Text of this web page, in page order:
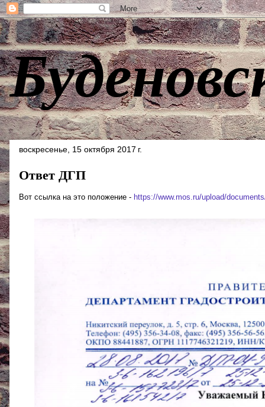
воскресенье, 15 октября 2017 г.
Ответ ДГП
Вот ссылка на это положение - https://www.mos.ru/upload/